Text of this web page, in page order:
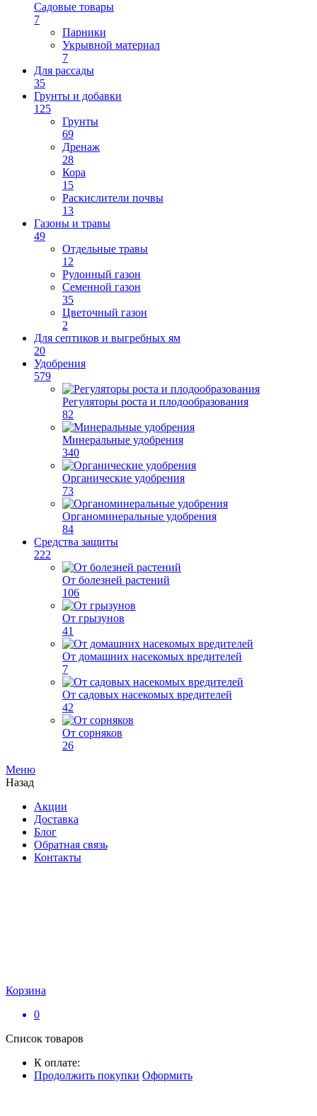
Садовые товары
7
Парники
Укрывной материал
7
Для рассады
35
Грунты и добавки
125
Грунты
69
Дренаж
28
Кора
15
Раскислители почвы
13
Газоны и травы
49
Отдельные травы
12
Рулонный газон
Семенной газон
35
Цветочный газон
2
Для септиков и выгребных ям
20
Удобрения
579
Регуляторы роста и плодообразования
82
Минеральные удобрения
340
Органические удобрения
73
Органоминеральные удобрения
84
Средства защиты
222
От болезней растений
106
От грызунов
41
От домашних насекомых вредителей
7
От садовых насекомых вредителей
42
От сорняков
26
Меню
Назад
Акции
Доставка
Блог
Обратная связь
Контакты
Корзина
0
Список товаров
К оплате:
Продолжить покупки Оформить